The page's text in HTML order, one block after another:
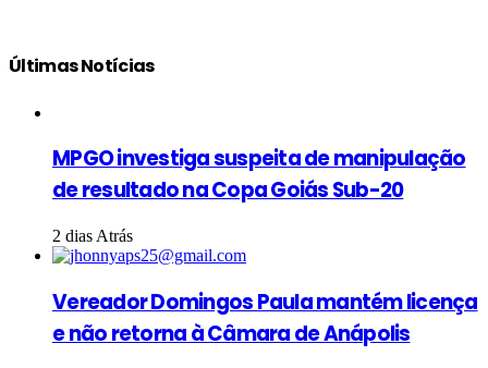
Últimas Notícias
MPGO investiga suspeita de manipulação
de resultado na Copa Goiás Sub-20
2 dias Atrás
Vereador Domingos Paula mantém licença
e não retorna à Câmara de Anápolis